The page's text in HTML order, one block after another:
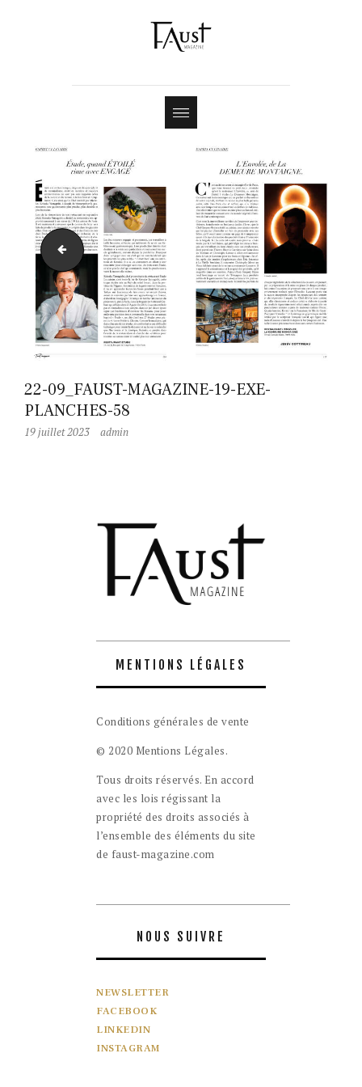
22-09_FAUST-MAGAZINE-19-EXE-PLANCHES-57
22-09_FAUST-MAGAZINE-19-EXE-
PLANCHES-58
19 juillet 2023 admin
MENTIONS LÉGALES
Conditions générales de vente
© 2020 Mentions Légales.
Tous droits réservés. En accord
avec les lois régissant la
propriété des droits associés à
l’ensemble des éléments du site
de faust-magazine.com
NOUS SUIVRE
NEWSLETTER
FACEBOOK
LINKEDIN
INSTAGRAM